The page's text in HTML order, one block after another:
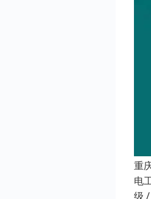
重
电
级